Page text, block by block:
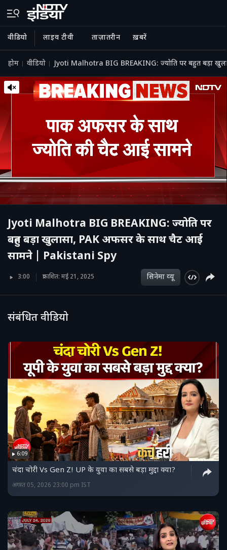
वीडियो लाइव टीवी ताज़ातरीन ख़बरें
होम वीडियो Jyoti Malhotra BIG BREAKING: ज्योति पर बहुत बड़ा
Jyoti Malhotra BIG BREAKING: ज्योति पर
बहुत बड़ा खुलासा, PAK अफसर के साथ चैट आई
सामने | Pakistani Spy
3:00 प्रकाशित: मई 21, 2025 सिनेमा व्‍यू
संबंधित वीडियो
6:09
चंदा चोरी Vs Gen Z! UP के युवा का सबसे बड़ा मुद्दा क्या?
अगस्त 05, 2026 23:00 pm IST